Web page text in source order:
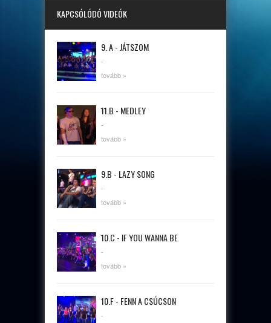
KAPCSÓLÓDÓ VIDEÓK
9. A - JÁTSZOM
-
tovább »
11.B - MEDLEY
-
tovább »
9.B - LAZY SONG
-
tovább »
10.C - IF YOU WANNA BE
-
tovább »
10.F - FENN A CSÚCSON
-